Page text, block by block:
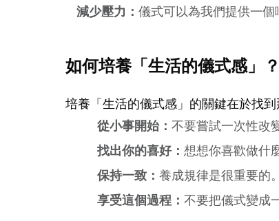
減少壓力： 儀式可以為我們提供一個
如何培養「生活的儀式感」？
培養「生活的儀式感」的關鍵在於找
從小事開始： 不要嘗試一次性改
找出你的喜好： 想想你喜歡做什
保持一致： 養成規律是很重要的
享受這個過程： 不要把儀式變成